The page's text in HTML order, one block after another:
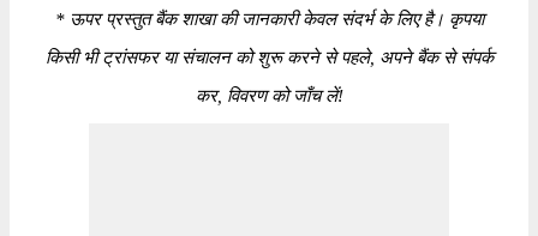
*ऊपर प्रस्तुत बैंक शाखा की जानकारी केवल संदर्भ के लिए है। कृपया
किसी भी ट्रांसफर या संचालन को शुरू करने से पहले, अपने बैंक से संपर्क
कर, विवरण को जाँच लें!